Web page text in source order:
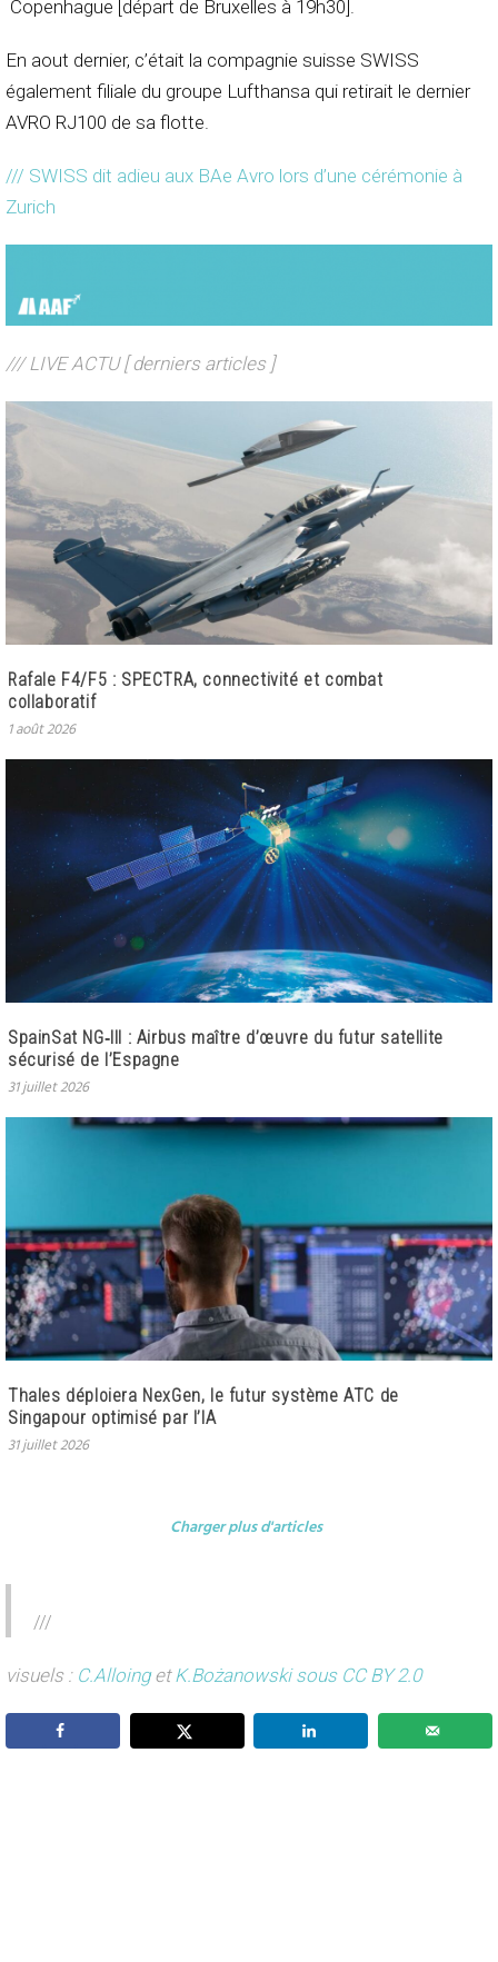
Copenhague [départ de Bruxelles à 19h30].
En aout dernier, c’était la compagnie suisse SWISS
également filiale du groupe Lufthansa qui retirait le dernier
AVRO RJ100 de sa flotte.
/// SWISS dit adieu aux BAe Avro lors d’une cérémonie à
Zurich
/// LIVE ACTU [ derniers articles ]
Rafale F4/F5 : SPECTRA, connectivité et combat
collaboratif
1 août 2026
SpainSat NG‑III : Airbus maître d’œuvre du futur satellite
sécurisé de l’Espagne
31 juillet 2026
Thales déploiera NexGen, le futur système ATC de
Singapour optimisé par l’IA
31 juillet 2026
Charger plus d'articles
///
visuels : C.Alloinget K.Bożanowski sous CC BY 2.0